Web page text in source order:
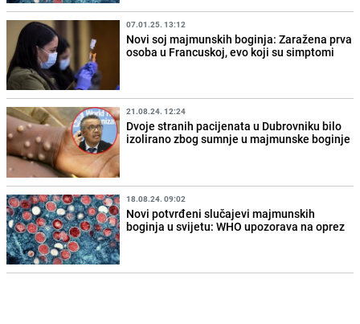
07.01.25. 13:12
Novi soj majmunskih boginja: Zaražena prva
osoba u Francuskoj, evo koji su simptomi
21.08.24. 12:24
Dvoje stranih pacijenata u Dubrovniku bilo
izolirano zbog sumnje u majmunske boginje
18.08.24. 09:02
Novi potvrđeni slučajevi majmunskih
boginja u svijetu: WHO upozorava na oprez